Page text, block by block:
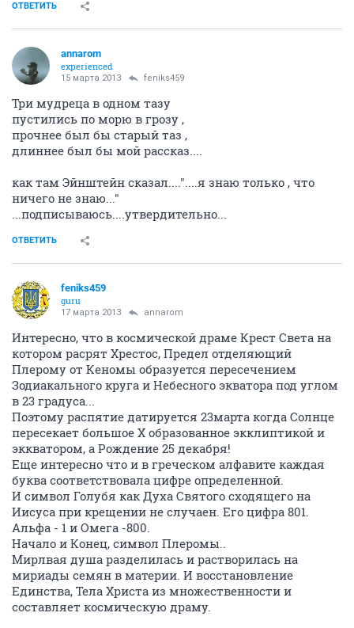
ОТВЕТИТЬ
annarom
experienced
15 марта 2013 feniks459
Три мудреца в одном тазу
пустились по морю в грозу ,
прочнее был бы старый таз ,
длиннее был бы мой рассказ....
как там Эйнштейн сказал...."....я знаю только , что
ничего не знаю..."
...подписываюсь....утвердительно...
ОТВЕТИТЬ
feniks459
guru
17 марта 2013 annarom
Интересно, что в космической драме Крест Света на
котором расрят Хрестос, Предел отделяющий
Плерому от Кеномы образуется пересечением
Зодиакального круга и Небесного экватора под углом
в 23 градуса...
Поэтому распятие датируется 23марта когда Солнце
пересекает большое Х образованное экклиптикой и
эккватором, а Рождение 25 декабря!
Еще интересно что и в греческом алфавите каждая
буква соответствовала цифре определенной.
И символ Голубя как Духа Святого сходящего на
Иисуса при крещении не случаен. Его цифра 801.
Альфа - 1 и Омега -800.
Начало и Конец, символ Плеромы..
Мирлвая душа разделилась и растворилась на
мириады семян в материи. И восстановление
Единства, Тела Христа из множественности и
составляет космическую драму.